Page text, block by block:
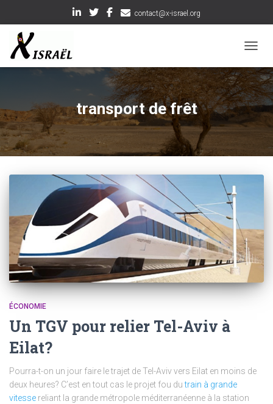
contact@x-israel.org
transport de frêt
ÉCONOMIE
Un TGV pour relier Tel-Aviv à
Eilat?
Pourra-t-on un jour faire le trajet de Tel-Aviv vers Eilat en moins de
deux heures? C’est en tout cas le projet fou dutrain à grande
vitesse reliant la grande métropole méditerranéenne à la station